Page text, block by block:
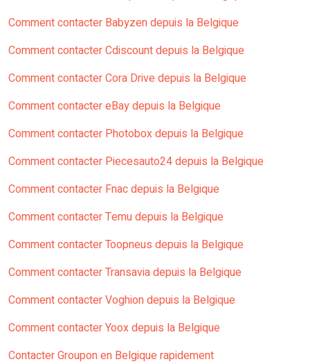
Comment contacter Babyzen depuis la Belgique
Comment contacter Cdiscount depuis la Belgique
Comment contacter Cora Drive depuis la Belgique
Comment contacter eBay depuis la Belgique
Comment contacter Photobox depuis la Belgique
Comment contacter Piecesauto24 depuis la Belgique
Comment contacter Fnac depuis la Belgique
Comment contacter Temu depuis la Belgique
Comment contacter Toopneus depuis la Belgique
Comment contacter Transavia depuis la Belgique
Comment contacter Voghion depuis la Belgique
Comment contacter Yoox depuis la Belgique
Contacter Groupon en Belgique rapidement